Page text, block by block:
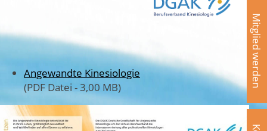
Mitglied werden
Angewandte Kinesiologie
(PDF Datei - 3,00 MB)